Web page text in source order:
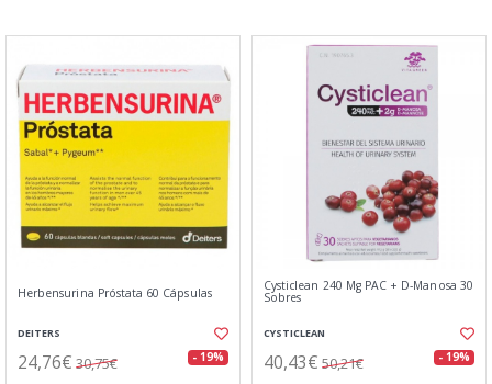
Herbensurina Próstata 60 Cápsulas
DEITERS
24,76€ 30,75€ - 19%
Cysticlean 240 Mg PAC + D-Manosa 30
Sobres
CYSTICLEAN
40,43€ 50,21€ - 19%